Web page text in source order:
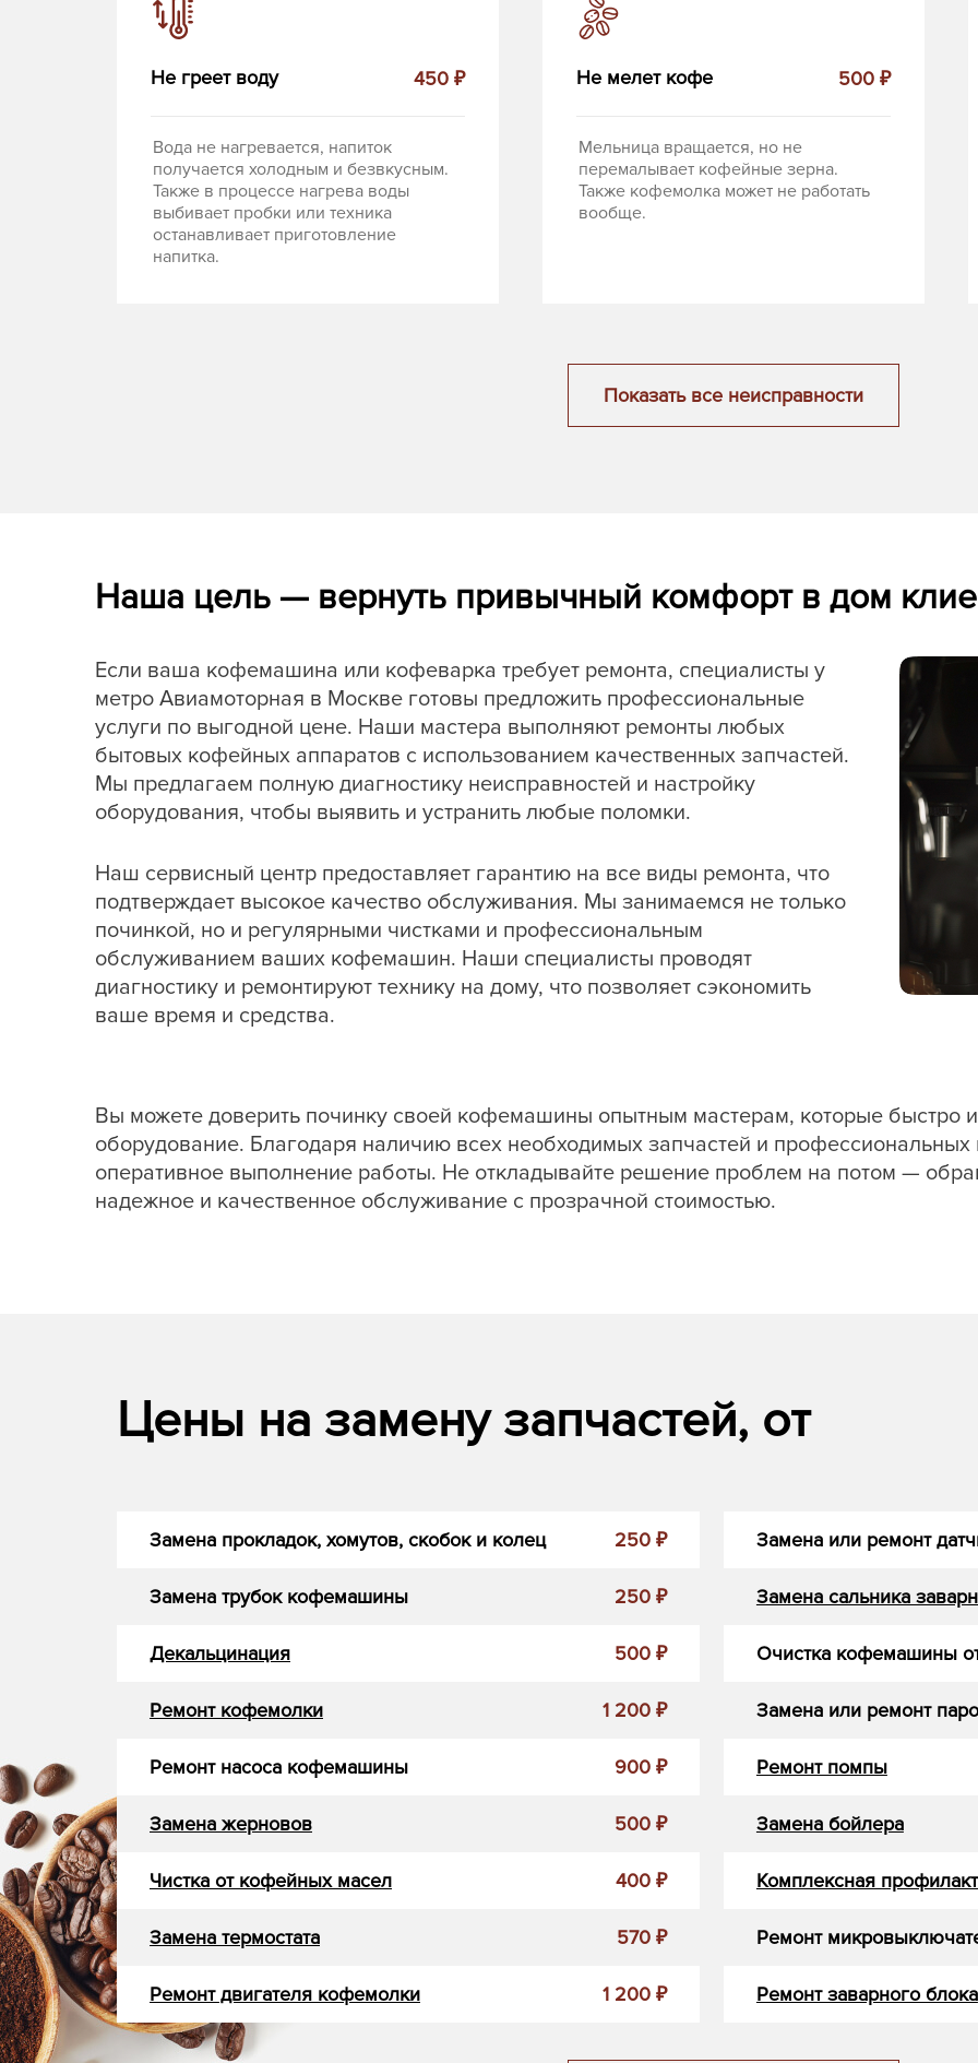
Не греет воду 450 ₽
Вода не нагревается, напиток
получается холодным и безвкусным.
Также в процессе нагрева воды
выбивает пробки или техника
останавливает приготовление
напитка.
Не мелет кофе 500 ₽
Мельница вращается, но не
перемалывает кофейные зерна.
Также кофемолка может не работать
вообще.
Показать все неисправности
Наша цель — вернуть привычный комфорт в дом
Если ваша кофемашина или кофеварка требует ремонта, специалисты у
метро Авиамоторная в Москве готовы предложить профессиональные
услуги по выгодной цене. Наши мастера выполняют ремонты любых
бытовых кофейных аппаратов с использованием качественных запчастей.
Мы предлагаем полную диагностику неисправностей и настройку
оборудования, чтобы выявить и устранить любые поломки.
Наш сервисный центр предоставляет гарантию на все виды ремонта, что
подтверждает высокое качество обслуживания. Мы занимаемся не только
починкой, но и регулярными чистками и профессиональным
обслуживанием ваших кофемашин. Наши специалисты проводят
диагностику и ремонтируют технику на дому, что позволяет сэкономить
ваше время и средства.
Вы можете доверить починку своей кофемашины опытным мастерам, которые быстро
оборудование. Благодаря наличию всех необходимых запчастей и профессиональных
оперативное выполнение работы. Не откладывайте решение проблем на потом —
надежное и качественное обслуживание с прозрачной стоимостью.
Цены на замену запчастей, от
Замена прокладок, хомутов, скобок и колец 250 ₽ Замена или ремонт
Замена трубок кофемашины 250 ₽ Замена сальника
Декальцинация 500 ₽ Очистка кофемашины
Ремонт кофемолки 1 200 ₽ Замена или ремонт
Ремонт насоса кофемашины 900 ₽ Ремонт помпы
Замена жерновов 500 ₽ Замена бойлера
Чистка от кофейных масел 400 ₽ Комплексная
Замена термостата 570 ₽ Ремонт
Ремонт двигателя кофемолки 1 200 ₽ Ремонт заварного блока